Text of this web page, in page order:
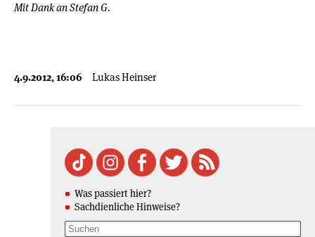
Mit Dank an Stefan G.
4.9.2012, 16:06 Lukas Heinser
Was passiert hier?
Sachdienliche Hinweise?